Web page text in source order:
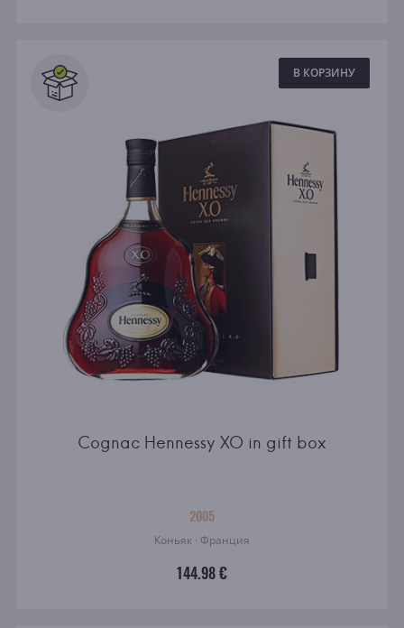
В КОРЗИНУ
Cognac Hennessy XO in gift box
2005
Коньяк · Франция
144.98 €